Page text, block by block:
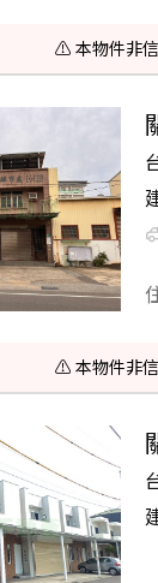
⚠️ 本物件非
⚠️ 本物件非